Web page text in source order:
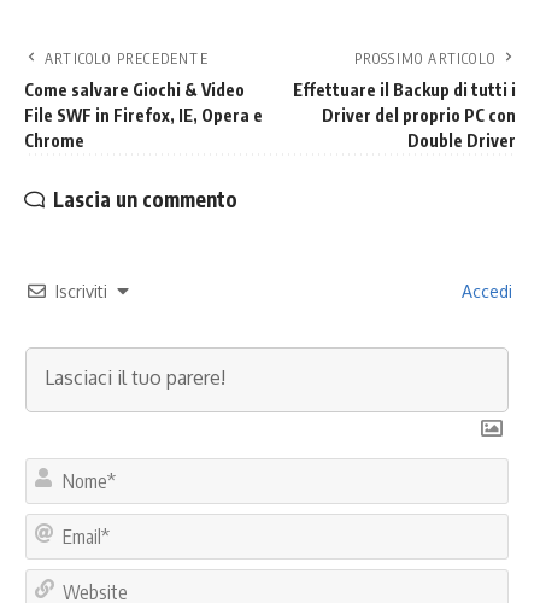
ARTICOLO PRECEDENTE
Come salvare Giochi & Video
File SWF in Firefox, IE, Opera e
Chrome
PROSSIMO ARTICOLO
Effettuare il Backup di tutti i
Driver del proprio PC con
Double Driver
Lascia un commento
Iscriviti Accedi